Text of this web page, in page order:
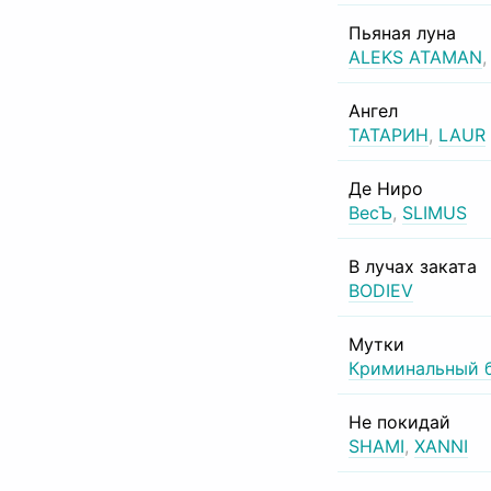
Пьяная луна
ALEKS ATAMAN,
Ангел
ТАТАРИН, LAUR
Де Ниро
ВесЪ, SLIMUS
В лучах заката
BODIEV
Мутки
Криминальный
Не покидай
SHAMI, XANNI